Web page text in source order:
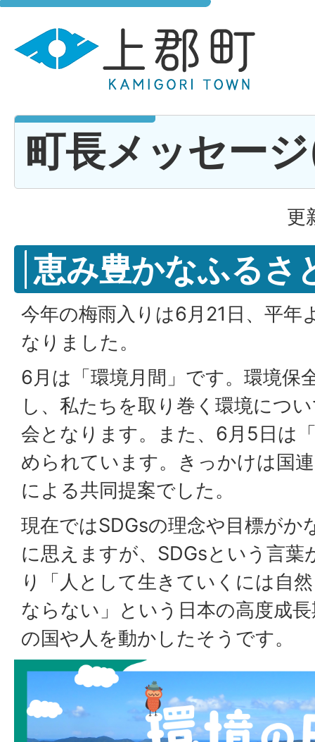
町長メッセー
更
恵み豊かなふるさ
今年の梅雨入りは6月21日、平年
なりました。
6月は「環境月間」です。環境保
し、私たちを取り巻く環境につ
会となります。また、6月5日は
められています。きっかけは国
による共同提案でした。
現在ではSDGsの理念や目標がか
に思えますが、SDGsという言葉
り「人として生きていくには自
ならない」という日本の高度成
の国や人を動かしたそうです。